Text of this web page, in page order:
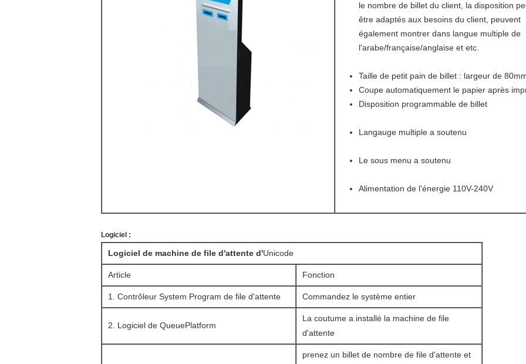
le nombre de billet du client, la disposition
être adaptés aux besoins du client, peuvent
également montrer dans langue multiple de
l'arabe/française/anglaise et etc.
Taille de petit pain de billet : largeur de
Coupe automatiquement le papier après
Disposition programmable de billet
Langauge multiple a soutenu
Le sous menu a soutenu
Alimentation de l'énergie 110V-240V
Logiciel :
Logiciel de machine de file d'attente d'Unicode
Article Fonction
1. Contrôleur System Program de file d'attente Commandez le système entier
2. Logiciel de QueuePlatform
La coutume a installé la machine de file
d'attente
prenez un billet de nombre de file d'attente et